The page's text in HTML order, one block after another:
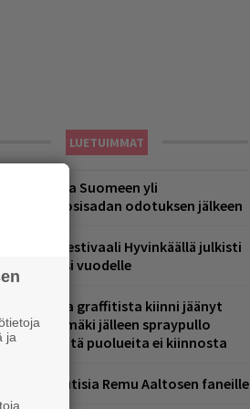
LUETUIMMAT
Weezer palaa Suomeen yli
odotuksen jälkeen
Äärimetallifestivaali Hyvinkäällä julkisti
ensi vuodelle
Laittomasta graffitista kiinni jäänyt
Arhinmäki jälleen spraypullo
– näitä puolueita ei kiinnosta
Mainioita uutisia Remu Aaltosen faneille
ja